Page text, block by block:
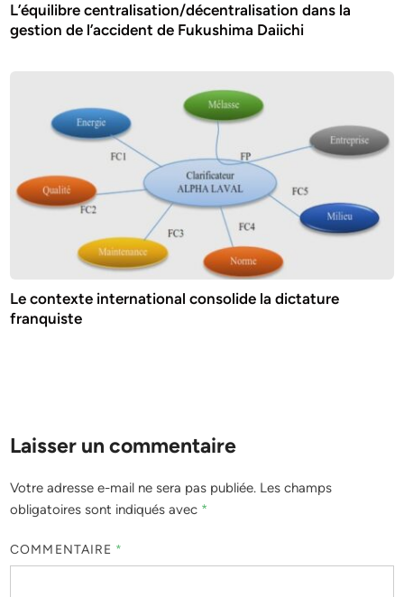
L’équilibre centralisation/décentralisation dans la
gestion de l’accident de Fukushima Daiichi
Le contexte international consolide la dictature
franquiste
Laisser un commentaire
Votre adresse e-mail ne sera pas publiée. Les champs
obligatoires sont indiqués avec *
COMMENTAIRE *